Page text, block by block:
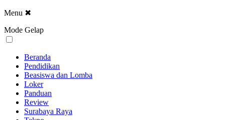
Menu ✖
Mode Gelap
Beranda
Pendidikan
Beasiswa dan Lomba
Loker
Panduan
Review
Surabaya Raya